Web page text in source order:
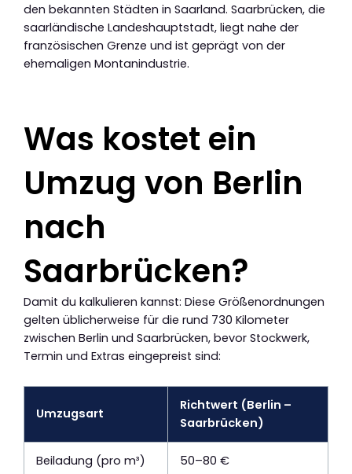
den bekannten Städten in Saarland. Saarbrücken, die
saarländische Landeshauptstadt, liegt nahe der
französischen Grenze und ist geprägt von der
ehemaligen Montanindustrie.
Was kostet ein
Umzug von Berlin
nach
Saarbrücken?
Damit du kalkulieren kannst: Diese Größenordnungen
gelten üblicherweise für die rund 730 Kilometer
zwischen Berlin und Saarbrücken, bevor Stockwerk,
Termin und Extras eingepreist sind:
Umzugsart
Richtwert (Berlin –
Saarbrücken)
Beiladung (pro m³) 50–80 €